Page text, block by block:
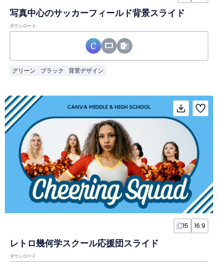
写真中心のサッカーフィールド背景スライド
ダウンロード
グリーン ブラック 背景デザイン
15 16:9
レトロ幾何学スクール応援団スライド
ダウンロード